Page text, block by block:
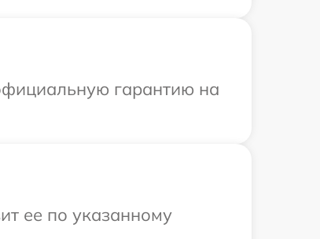
гарантию на
ее по указанному